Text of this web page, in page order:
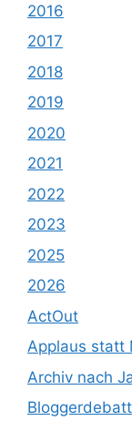
2016
2017
2018
2019
2020
2021
2022
2023
2025
2026
ActOut
Applaus statt
Archiv nach